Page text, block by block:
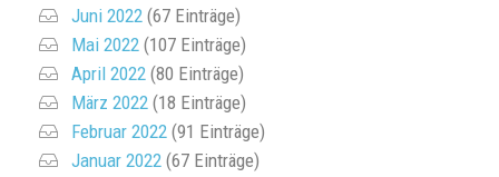
Juni 2022 (67 Einträge)
Mai 2022 (107 Einträge)
April 2022 (80 Einträge)
März 2022 (18 Einträge)
Februar 2022 (91 Einträge)
Januar 2022 (67 Einträge)